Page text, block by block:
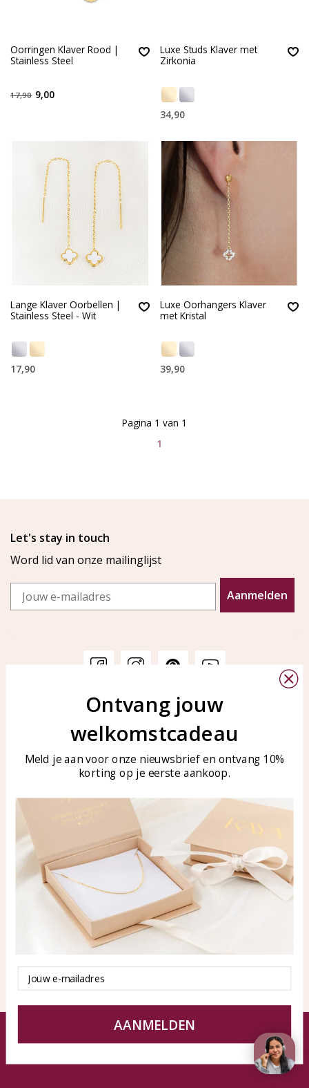
Oorringen Klaver Rood |
Stainless Steel
17,90 9,00
Luxe Studs Klaver met
Zirkonia
34,90
Lange Klaver Oorbellen |
Stainless Steel - Wit
17,90
Luxe Oorhangers Klaver
met Kristal
39,90
1
Pagina 1 van 1
Let's stay in touch
Word lid van onze mailinglijst
Email
Aanmelden
Veelgestelde vragen
Sieraden onderhouden
KAYA Sieraden
Bellen of WhatsApp Ma-Vr
tussen 09:00-17:00
Tel: 0850003187
WhatsApp: 0850003187
klantenservice@kayasierade
Producten
Alle producten
Nieuwe producten
KAYA Sieraden
Over ons
Samenwerken?
Tips en Advies
Duurzaamheid
© KAYA Sieraden
Algemene voorwaarden Disclaimer Privacy Policy Sitemap
Ontvang jouw
welkomstcadeau
Meld je aan voor onze nieuwsbrief en ontvang 10%
korting op je eerste aankoop.
Email
AANMELDEN